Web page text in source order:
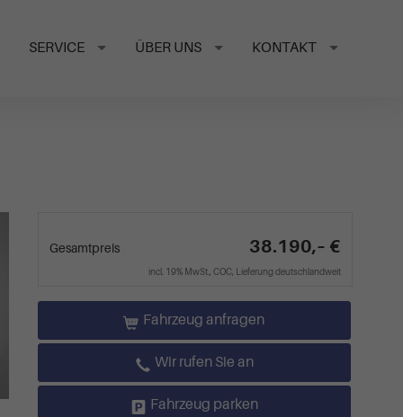
SERVICE ÜBER UNS KONTAKT
Gesamtpreis 38.190,– €
incl. 19% MwSt., COC, Lieferung deutschlandweit
Fahrzeug anfragen
Wir rufen Sie an
Fahrzeug parken